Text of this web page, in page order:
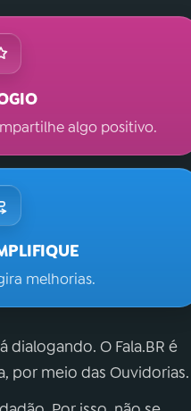
algo positivo.
melhorias.
dialogando. O Fala.BR é
por meio das Ouvidorias.